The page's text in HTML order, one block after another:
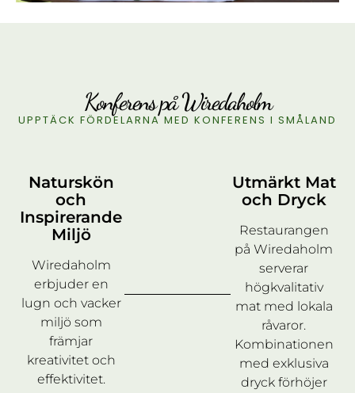
Konferens på Wiredaholm
UPPTÄCK FÖRDELARNA MED KONFERENS I SMÅLAND
Naturskön
och
Inspirerande
Miljö
Wiredaholm
erbjuder en
lugn och vacker
miljö som
främjar
kreativitet och
effektivitet.
Utmärkt Mat
och Dryck
Restaurangen
på Wiredaholm
serverar
högkvalitativ
mat med lokala
råvaror.
Kombinationen
med exklusiva
dryck förhöjer